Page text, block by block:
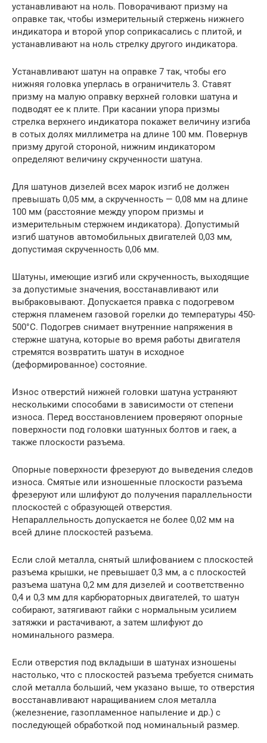
устанавливают на ноль. Поворачивают призму на
оправке так, чтобы измерительный стержень нижнего
индикатора и второй упор соприкасались с плитой, и
устанавливают на ноль стрелку другого индикатора.
Устанавливают шатун на оправке 7 так, чтобы его
нижняя головка уперлась в ограничитель 3. Ставят
призму на малую оправку верхней головки шатуна и
подводят ее к плите. При касании упора призмы
стрелка верхнего индикатора покажет величину изгиба
в сотых долях миллиметра на длине 100 мм. Повернув
призму другой стороной, нижним индикатором
определяют величину скрученности шатуна.
Для шатунов дизелей всех марок изгиб не должен
превышать 0,05 мм, а скрученность — 0,08 мм на длине
100 мм (расстояние между упором призмы и
измерительным стержнем индикатора). Допустимый
изгиб шатунов автомобильных двигателей 0,03 мм,
допустимая скрученность 0,06 мм.
Шатуны, имеющие изгиб или скрученность, выходящие
за допустимые значения, восстанавливают или
выбраковывают. Допускается правка с подогревом
стержня пламенем газовой горелки до температуры 450-
500°С. Подогрев снимает внутренние напряжения в
стержне шатуна, которые во время работы двигателя
стремятся возвратить шатун в исходное
(деформированное) состояние.
Износ отверстий нижней головки шатуна устраняют
несколькими способами в зависимости от степени
износа. Перед восстановлением проверяют опорные
поверхности под головки шатунных болтов и гаек, а
также плоскости разъема.
Опорные поверхности фрезеруют до выведения следов
износа. Смятые или изношенные плоскости разъема
фрезеруют или шлифуют до получения параллельности
плоскостей с образующей отверстия.
Непараллельность допускается не более 0,02 мм на
всей длине плоскостей разъема.
Если слой металла, снятый шлифованием с плоскостей
разъема крышки, не превышает 0,3 мм, а с плоскостей
разъема шатуна 0,2 мм для дизелей и соответственно
0,4 и 0,3 мм для карбюраторных двигателей, то шатун
собирают, затягивают гайки с нормальным усилием
затяжки и растачивают, а затем шлифуют до
номинального размера.
Если отверстия под вкладыши в шатунах изношены
настолько, что с плоскостей разъема требуется снимать
слой металла больший, чем указано выше, то отверстия
восстанавливают наращиванием слоя металла
(железнение, газопламенное напыление и др.) с
последующей обработкой под номинальный размер.